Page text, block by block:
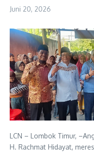
Juni 20, 2026
LCN – Lombok Timur,
H. Rachmat Hidayat,